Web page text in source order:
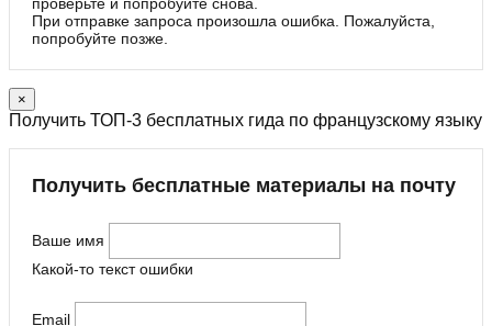
При отправке запроса произошла ошибка. Пожалуйста,
попробуйте позже.
×
Получить ТОП-3 бесплатных гида по французскому языку
Получить бесплатные материалы на почту
Ваше имя
Какой-то текст ошибки
Email